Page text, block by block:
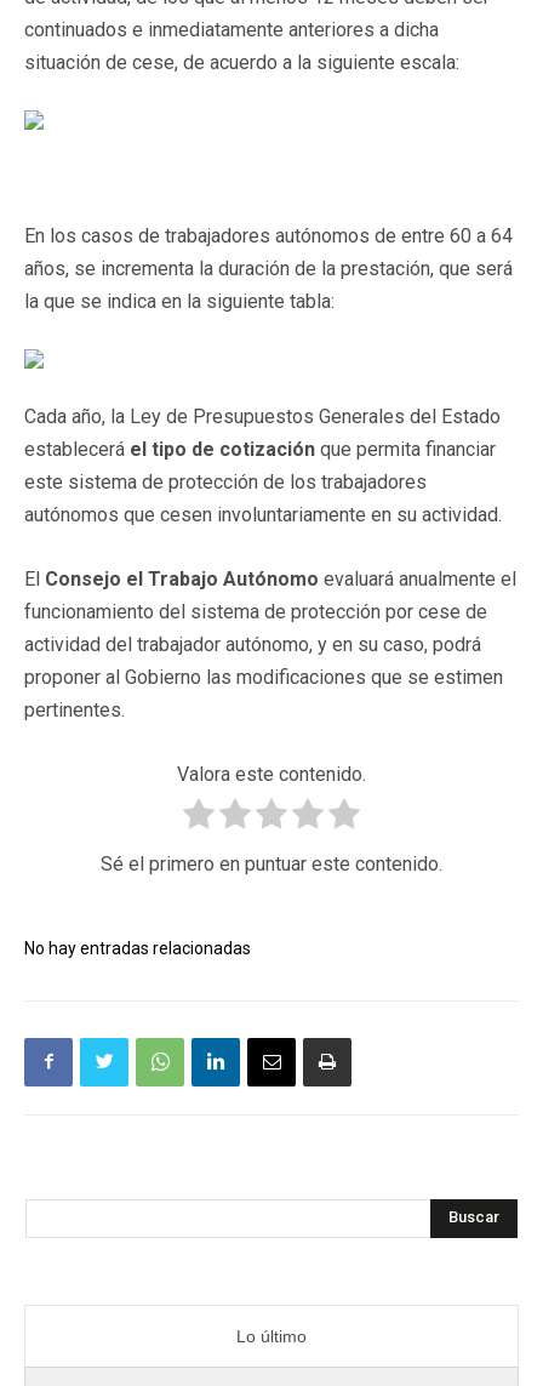
continuados e inmediatamente anteriores a dicha
situación de cese, de acuerdo a la siguiente escala:
En los casos de trabajadores autónomos de entre 60 a 64
años, se incrementa la duración de la prestación, que será
la que se indica en la siguiente tabla:
Cada año, la Ley de Presupuestos Generales del Estado
establecerá el tipo de cotización que permita financiar
este sistema de protección de los trabajadores
autónomos que cesen involuntariamente en su actividad.
El Consejo el Trabajo Autónomo evaluará anualmente el
funcionamiento del sistema de protección por cese de
actividad del trabajador autónomo, y en su caso, podrá
proponer al Gobierno las modificaciones que se estimen
pertinentes.
Valora este contenido.
Sé el primero en puntuar este contenido.
No hay entradas relacionadas
Buscar
Lo último